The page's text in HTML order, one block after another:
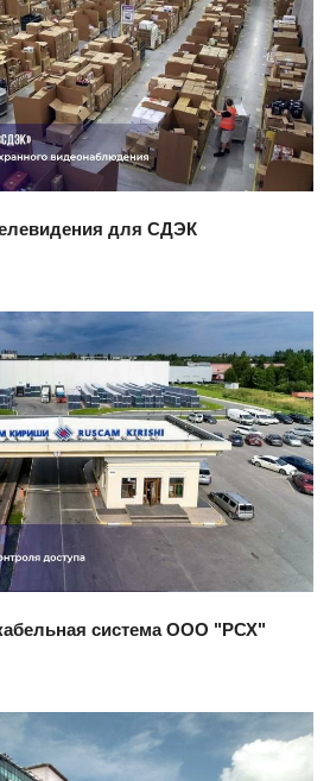
проект
для СДЭК
проект
система ООО "РСХ"